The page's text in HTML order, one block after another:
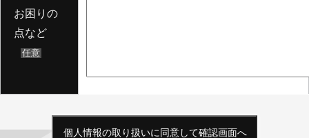
お困りの
点など
任意